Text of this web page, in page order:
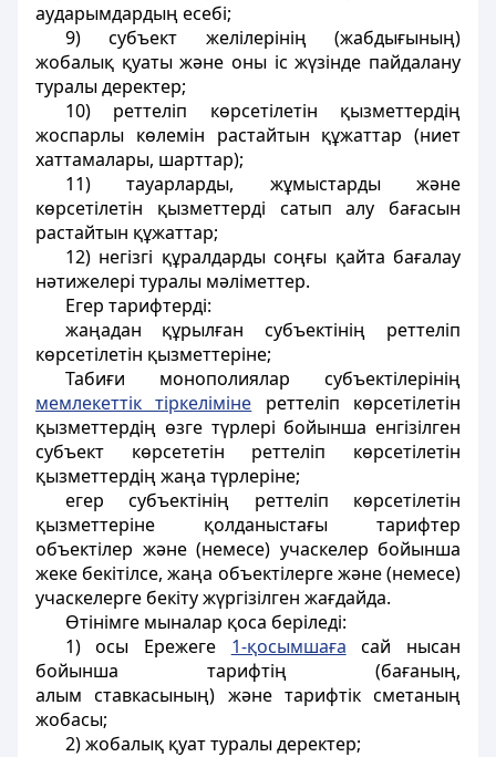
аударымдардың есебі;
9) субъект желілерінің (жабдығының)
жобалық қуаты және оны іс жүзінде пайдалану
туралы деректер;
10) реттеліп көрсетілетін қызметтердің
жоспарлы көлемін растайтын құжаттар (ниет
хаттамалары, шарттар);
11) тауарларды, жұмыстарды және
көрсетілетін қызметтерді сатып алу бағасын
растайтын құжаттар;
12) негізгі құралдарды соңғы қайта бағалау
нәтижелері туралы мәліметтер.
Егер тарифтерді:
жаңадан құрылған субъектінің реттеліп
көрсетілетін қызметтеріне;
Табиғи монополиялар субъектілерінің
мемлекеттік тіркеліміне реттеліп көрсетілетін
қызметтердің өзге түрлері бойынша енгізілген
субъект көрсететін реттеліп көрсетілетін
қызметтердің жаңа түрлеріне;
егер субъектінің реттеліп көрсетілетін
қызметтеріне қолданыстағы тарифтер
объектілер және (немесе) учаскелер бойынша
жеке бекітілсе, жаңа объектілерге және (немесе)
учаскелерге бекіту жүргізілген жағдайда.
Өтінімге мыналар қоса беріледі:
1) осы Ережеге 1-қосымшаға сай нысан
бойынша тарифтің (бағаның,
алым ставкасының) және тарифтік сметаның
жобасы;
2) жобалық қуат туралы деректер;